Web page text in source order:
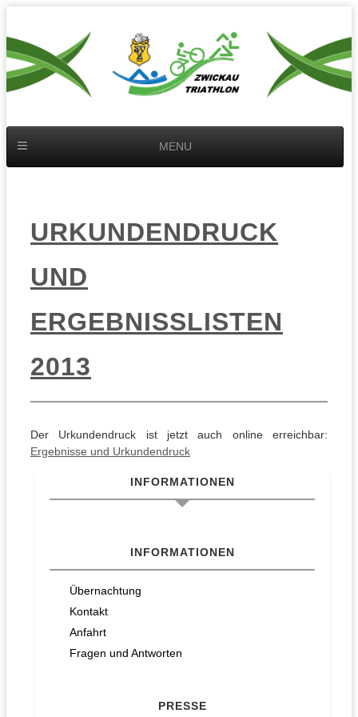
MENU
URKUNDENDRUCK
UND
ERGEBNISSLISTEN
2013
Der Urkundendruck ist jetzt auch online erreichbar:
Ergebnisse und Urkundendruck
INFORMATIONEN
INFORMATIONEN
Übernachtung
Kontakt
Anfahrt
Fragen und Antworten
PRESSE